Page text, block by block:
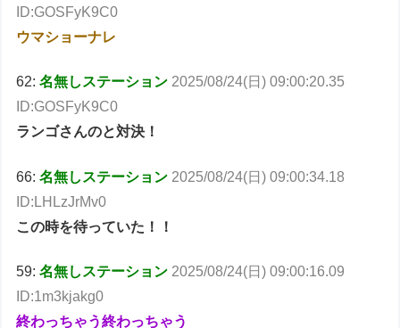
ID:GOSFyK9C0
ウマショーナレ
62:名無しステーション 2025/08/24(日) 09:00:20.35
ID:GOSFyK9C0
ランゴさんのと対決！
66:名無しステーション 2025/08/24(日) 09:00:34.18
ID:LHLzJrMv0
この時を待っていた！！
59:名無しステーション 2025/08/24(日) 09:00:16.09
ID:1m3kjakg0
終わっちゃう終わっちゃう